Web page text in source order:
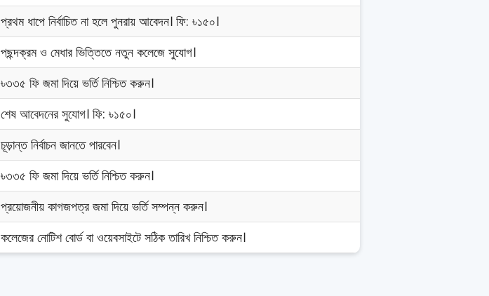
প্রথম ধাপে নির্বাচিত না হলে পুনরায় আবেদন। ফি: ৳১৫০।
পছন্দক্রম ও মেধার ভিত্তিতে নতুন কলেজে সুযোগ।
৳৩৩৫ ফি জমা দিয়ে ভর্তি নিশ্চিত করুন।
শেষ আবেদনের সুযোগ। ফি: ৳১৫০।
চূড়ান্ত নির্বাচন জানতে পারবেন।
৳৩৩৫ ফি জমা দিয়ে ভর্তি নিশ্চিত করুন।
প্রয়োজনীয় কাগজপত্র জমা দিয়ে ভর্তি সম্পন্ন করুন।
কলেজের নোটিশ বোর্ড বা ওয়েবসাইটে সঠিক তারিখ নিশ্চিত করুন।